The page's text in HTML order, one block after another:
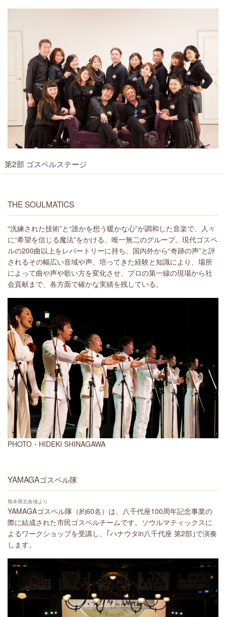
第2部 ゴスペルステージ
THE SOULMATICS
“洗練された技術”と“誰かを想う暖かな心”が調和した音楽で、人々
に“希望を信じる魔法”をかける、唯一無二のグループ。現代ゴスペ
ルの200曲以上をレパートリーに持ち、国内外から“奇跡の声”と評
されるその幅広い音域や声、培ってきた経験と知識により、場所
によって曲や声や歌い方を変化させ、プロの第一線の現場から社
会貢献まで、各方面で確かな実績を残している。
PHOTO・HIDEKI SHINAGAWA
YAMAGAゴスペル隊
熊本県北各地より
YAMAGAゴスペル隊（約60名）は、八千代座100周年記念事業の
際に結成された市民ゴスペルチームです。ソウルマティックスに
よるワークショップを受講し、｢ハナウタin八千代座 第2部｣で演奏
します。